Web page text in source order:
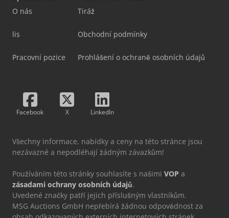
O nás
lis
Pracovní pozice
Tiráž
Obchodní podmínky
Prohlášení o ochraně osobních údajů
Facebook X LinkedIn
Všechny informace, nabídky a ceny na této stránce jsou
nezávazné a nepodléhají žádným závazkům!
Používáním této stránky souhlasíte s našimi VOP a
zásadami ochrany osobních údajů.
Uvedené značky patří jejich příslušným vlastníkům.
MSG Auctions GmbH nepřebírá žádnou odpovědnost za